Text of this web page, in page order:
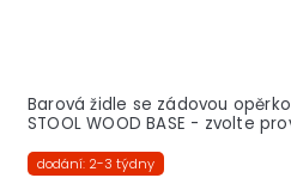
Barová židle se zádovou
STOOL WOOD BASE - zvolte
dodání: 2-3 týdny